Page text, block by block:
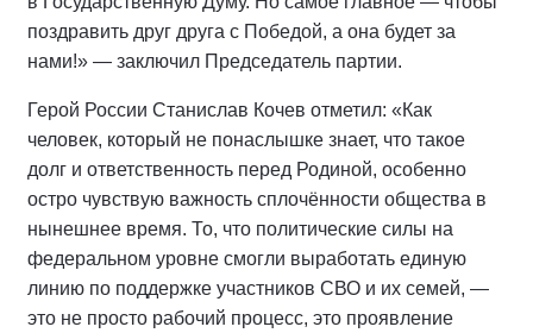
поздравить друг друга с Победой, а она будет за
нами!» — заключил Председатель партии.
Герой России Станислав Кочев отметил: «Как
человек, который не понаслышке знает, что такое
долг и ответственность перед Родиной, особенно
остро чувствую важность сплочённости общества в
нынешнее время. То, что политические силы на
федеральном уровне смогли выработать единую
линию по поддержке участников СВО и их семей, —
это не просто рабочий процесс, это проявление